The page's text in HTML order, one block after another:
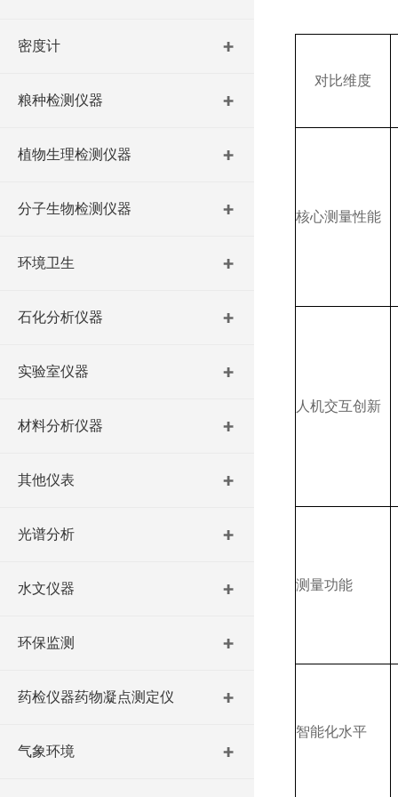
对比维度
核心测量性能
人机交互创新
测量功能
智能化水平
密度计
粮种检测仪器
植物生理检测仪器
分子生物检测仪器
环境卫生
石化分析仪器
实验室仪器
材料分析仪器
其他仪表
光谱分析
水文仪器
环保监测
药检仪器药物凝点测定仪
气象环境